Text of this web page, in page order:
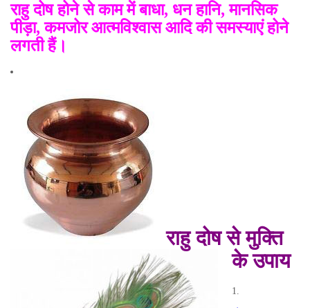
राहु दोष होने से काम में बाधा, धन हानि,मानसिक
पीड़ा,कमजोर आत्मविश्वास आदि की समस्याएं होने
लगती हैं।
राहु दोष से मुक्ति
के उपाय